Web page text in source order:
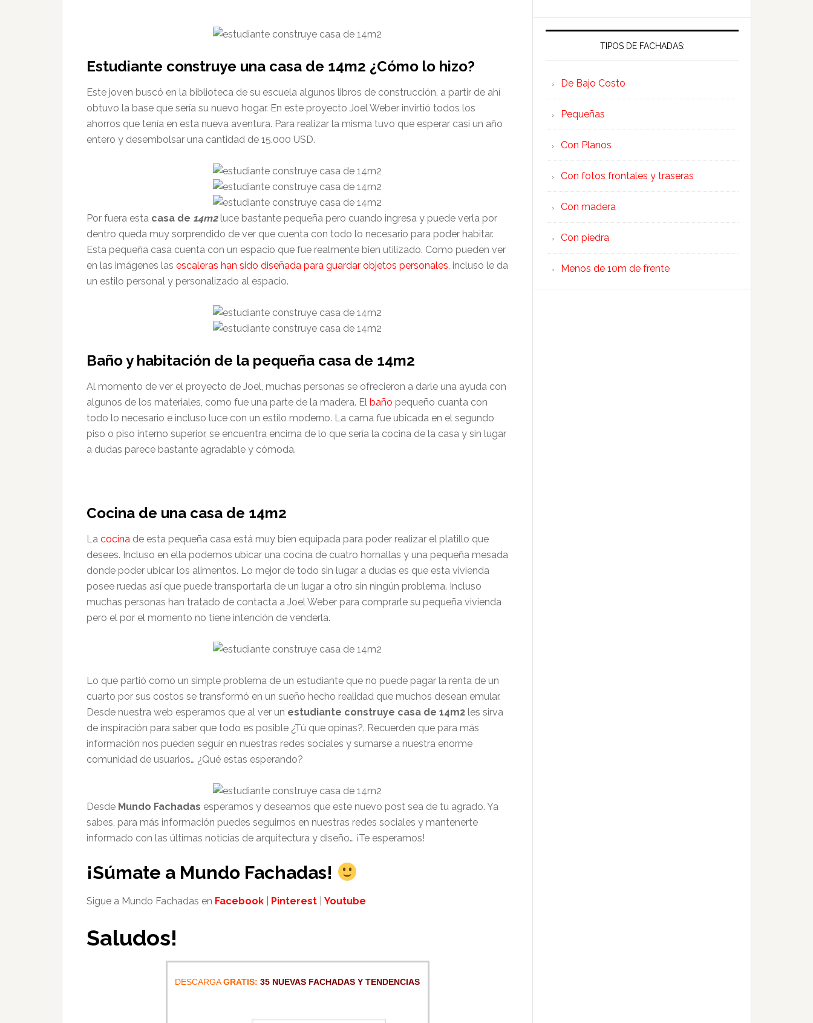
Estudiante construye una casa de 14m2 ¿Cómo lo hizo?
Este joven buscó en la biblioteca de su escuela algunos libros de construcción, a partir de ahí
obtuvo la base que sería su nuevo hogar. En este proyecto Joel Weber invirtió todos los
ahorros que tenía en esta nueva aventura. Para realizar la misma tuvo que esperar casi un año
entero y desembolsar una cantidad de 15.000 USD.
Por fuera esta casa de 14m2luce bastante pequeña pero cuando ingresa y puede verla por
dentro queda muy sorprendido de ver que cuenta con todo lo necesario para poder habitar.
Esta pequeña casa cuenta con un espacio que fue realmente bien utilizado. Como pueden ver
en las imágenes las escaleras han sido diseñada para guardar objetos personales, incluso le da
un estilo personal y personalizado al espacio.
Baño y habitación de la pequeña casa de 14m2
Al momento de ver el proyecto de Joel, muchas personas se ofrecieron a darle una ayuda con
algunos de los materiales, como fue una parte de la madera. El baño pequeño cuanta con
todo lo necesario e incluso luce con un estilo moderno. La cama fue ubicada en el segundo
piso o piso interno superior, se encuentra encima de lo que sería la cocina de la casa y sin lugar
a dudas parece bastante agradable y cómoda.
Cocina de una casa de 14m2
La cocina de esta pequeña casa está muy bien equipada para poder realizar el platillo que
desees. Incluso en ella podemos ubicar una cocina de cuatro hornallas y una pequeña mesada
donde poder ubicar los alimentos. Lo mejor de todo sin lugar a dudas es que esta vivienda
posee ruedas así que puede transportarla de un lugar a otro sin ningún problema. Incluso
muchas personas han tratado de contacta a Joel Weber para comprarle su pequeña vivienda
pero el por el momento no tiene intención de venderla.
Lo que partió como un simple problema de un estudiante que no puede pagar la renta de un
cuarto por sus costos se transformó en un sueño hecho realidad que muchos desean emular.
Desde nuestra web esperamos que al ver un estudiante construye casa de 14m2 les sirva
de inspiración para saber que todo es posible ¿Tú que opinas?. Recuerden que para más
información nos pueden seguir en nuestras redes sociales y sumarse a nuestra enorme
comunidad de usuarios… ¿Qué estas esperando?
Desde Mundo Fachadas esperamos y deseamos que este nuevo post sea de tu agrado. Ya
sabes, para más información puedes seguirnos en nuestras redes sociales y mantenerte
informado con las últimas noticias de arquitectura y diseño… ¡Te esperamos!
¡Súmate a Mundo Fachadas!
Sigue a Mundo Fachadas en Facebook Pinterest Youtube
Saludos!
DESCARGAGRATIS: 35 NUEVAS FACHADAS Y TENDENCIAS
TIPOS DE FACHADAS:
De Bajo Costo
Pequeñas
Con Planos
Con fotos frontales y traseras
Con madera
Con piedra
Menos de 10m de frente